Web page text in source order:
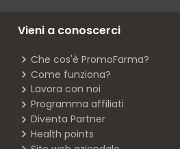
Vieni a conoscerci
Che cos'è PromoFarma?
Come funziona?
Lavora con noi
Programma affiliati
Diventa Partner
Health points